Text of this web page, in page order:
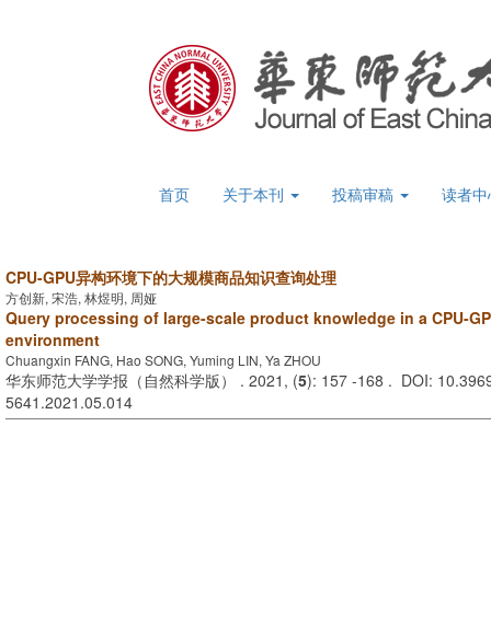
首页 关于本刊 投稿审稿 读者
CPU-GPU异构环境下的大规模商品知识查询处理
方创新, 宋浩, 林煜明, 周娅
Query processing of large-scale product knowledge in a CPU-
environment
Chuangxin FANG, Hao SONG, Yuming LIN, Ya ZHOU
华东师范大学学报（自然科学版） . 2021, (5): 157 -168 . DOI:
5641.2021.05.014